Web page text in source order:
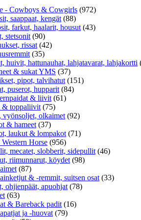
- Cowboys & Cowgirls (972)
saappaat, kengät (88)
farkut, haalarit, housut (43)
stetsonit (90)
rissat (42)
(35)
huivit, hattunauhat, lahjatavarat, lahjakortti
& sukat YMS (37)
pipot, talvihatut (151)
puserot, hupparit (84)
& liivit (61)
& toppaliivit (75)
vyönsoljet, olkaimet (92)
& hameet (37)
laukut & lompakot (71)
Horse (956)
mecatet, slobberit, sidepullit (46)
riimunnarut, köydet (98)
(87)
& -remmit, suitsen osat (33)
ohjienpäät, apuohjat (78)
(63)
& Bareback padit (16)
ja -huovat (79)